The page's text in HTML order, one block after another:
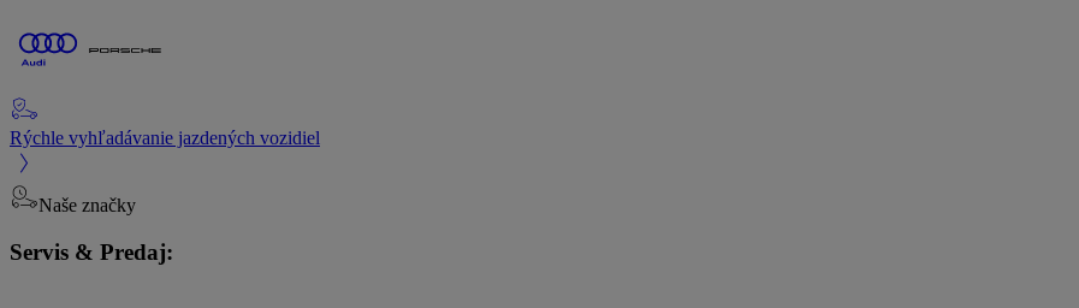
Rýchle vyhľadávanie jazdených vozidiel
Naše značky
Servis & Predaj: